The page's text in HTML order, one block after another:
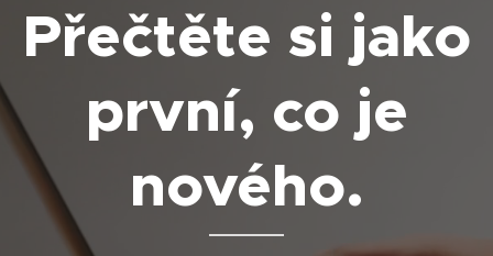
Přečtěte si jako
první, co je
nového.